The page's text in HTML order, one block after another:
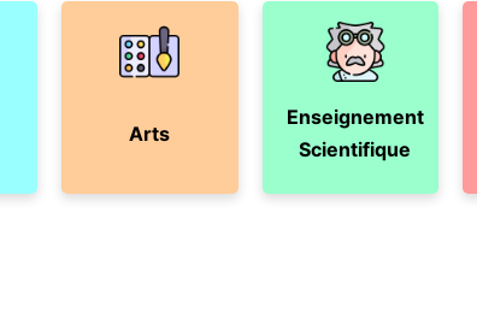
Arts
Enseignement
Scientifique